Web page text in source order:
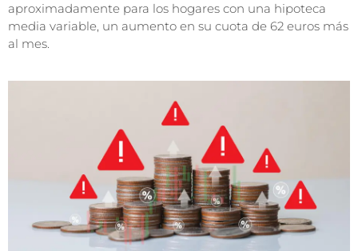
aproximadamente para los hogares con una hipoteca
media variable, un aumento en su cuota de 62 euros más
al mes.